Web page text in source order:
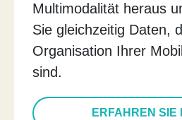
Multimodalität heraus
Sie gleichzeitig Daten,
Organisation Ihrer
sind.
ERFAHREN SIE